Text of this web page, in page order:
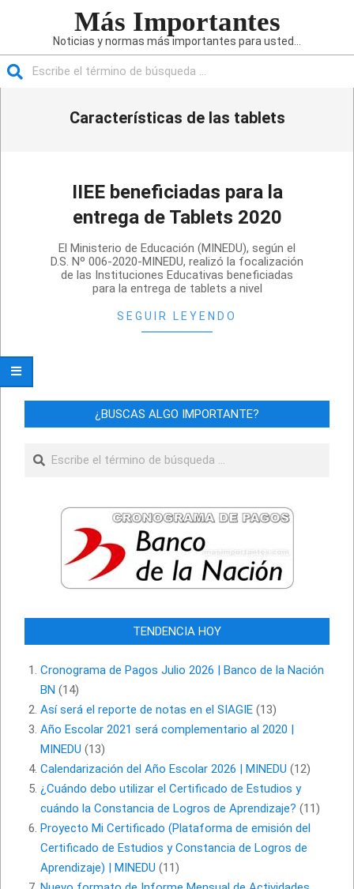
Más Importantes
Noticias y normas más importantes para usted...
Características de las tablets
IIEE beneficiadas para la
entrega de Tablets 2020
06-
El Ministerio de Educación (MINEDU), según el
D.S. Nº 006-2020-MINEDU, realizó la focalización
de las Instituciones Educativas beneficiadas
para la entrega de tablets a nivel
SEGUIR LEYENDO
¿BUSCAS ALGO IMPORTANTE?
Buscar
TENDENCIA HOY
Cronograma de Pagos Julio 2026 | Banco de la Nación
BN (14)
Así será el reporte de notas en el SIAGIE (13)
Año Escolar 2021 será complementario al 2020 |
MINEDU (13)
Calendarización del Año Escolar 2026 | MINEDU (12)
¿Cuándo debo utilizar el Certificado de Estudios y
cuándo la Constancia de Logros de Aprendizaje? (11)
Proyecto Mi Certificado (Plataforma de emisión del
Certificado de Estudios y Constancia de Logros de
Aprendizaje) | MINEDU (11)